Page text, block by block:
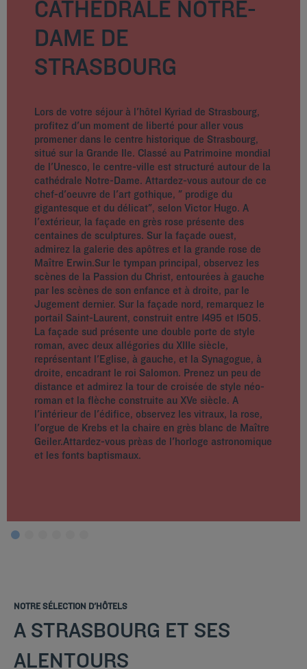
CATHÉDRALE NOTRE-
DAME DE
STRASBOURG
Lors de votre séjour à l'hôtel Kyriad de Strasbourg,
profitez d'un moment de liberté pour aller vous
promener dans le centre historique de Strasbourg,
situé sur la Grande Ile. Classé au Patrimoine mondial
de l'Unesco, le centre-ville est structuré autour de la
cathédrale Notre-Dame. Attardez-vous autour de ce
chef-d'oeuvre de l'art gothique, " prodige du
gigantesque et du délicat", selon Victor Hugo. A
l'extérieur, la façade en grès rose présente des
centaines de sculptures. Sur la façade ouest,
admirez la galerie des apôtres et la grande rose de
Maître Erwin.Sur le tympan principal, observez les
scènes de la Passion du Christ, entourées à gauche
par les scènes de son enfance et à droite, par le
Jugement dernier. Sur la façade nord, remarquez le
portail Saint-Laurent, construit entre 1495 et 1505.
La façade sud présente une double porte de style
roman, avec deux allégories du XIIIe siècle,
représentant l'Eglise, à gauche, et la Synagogue, à
droite, encadrant le roi Salomon. Prenez un peu de
distance et admirez la tour de croisée de style néo-
roman et la flèche construite au XVe siècle. A
l'intérieur de l'édifice, observez les vitraux, la rose,
l'orgue de Krebs et la chaire en grès blanc de Maître
Geiler.Attardez-vous prèas de l'horloge astronomique
et les fonts baptismaux.
NOTRE SÉLECTION D'HÔTELS
A STRASBOURG ET SES
ALENTOURS